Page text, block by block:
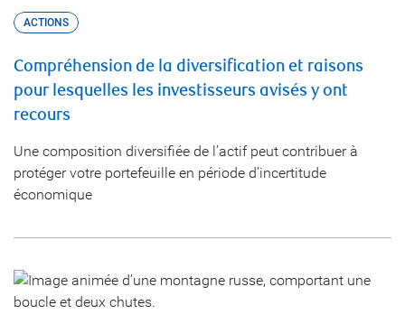
ACTIONS
Compréhension de la diversification et raisons
pour lesquelles les investisseurs avisés y ont
recours
Une composition diversifiée de l’actif peut contribuer à
protéger votre portefeuille en période d’incertitude
économique